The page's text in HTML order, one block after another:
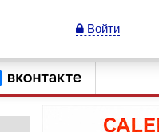
Войти